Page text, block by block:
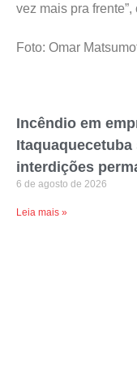
vez mais pra frente”,
Foto: Omar
Incêndio em
interdições
6 de agosto de 2026
Leia mais »